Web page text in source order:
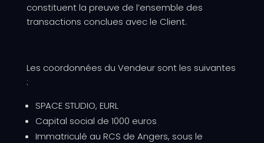
constituent la preuve de l’ensemble des
transactions conclues avec le Client.
Les coordonnées du Vendeur sont les suivantes
:
SPACE STUDIO, EURL
Capital social de 1000 euros
Immatriculé au RCS de Angers, sous le